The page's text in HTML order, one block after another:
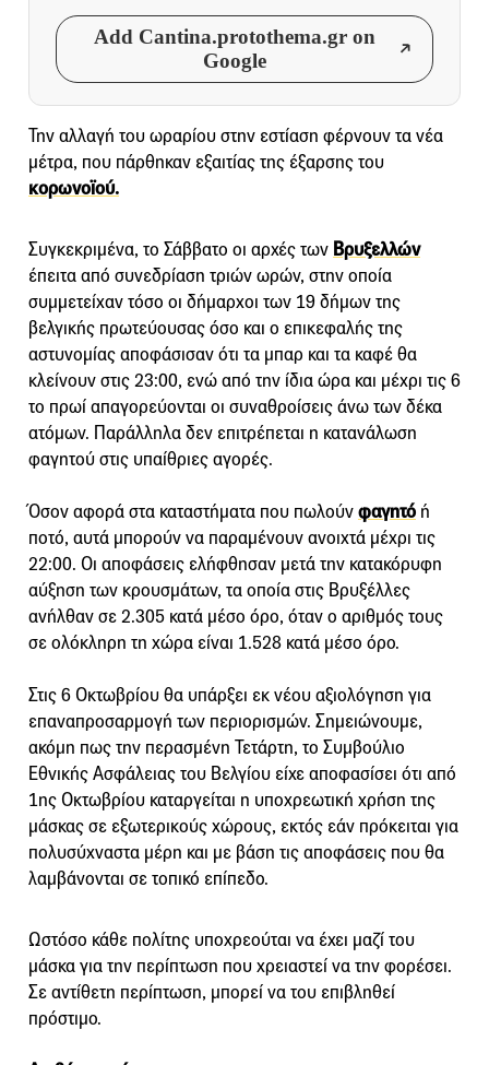
Add Cantina.protothema.gr on
Google
Την αλλαγή του ωραρίου στην εστίαση φέρνουν τα νέα
μέτρα, που πάρθηκαν εξαιτίας της έξαρσης του
κορωνοϊού.
Συγκεκριμένα, το Σάββατο οι αρχές των Βρυξελλών
έπειτα από συνεδρίαση τριών ωρών, στην οποία
συμμετείχαν τόσο οι δήμαρχοι των 19 δήμων της
βελγικής πρωτεύουσας όσο και ο επικεφαλής της
αστυνομίας αποφάσισαν ότι τα μπαρ και τα καφέ θα
κλείνουν στις 23:00, ενώ από την ίδια ώρα και μέχρι τις 6
το πρωί απαγορεύονται οι συναθροίσεις άνω των δέκα
ατόμων. Παράλληλα δεν επιτρέπεται η κατανάλωση
φαγητού στις υπαίθριες αγορές.
Όσον αφορά στα καταστήματα που πωλούνφαγητό ή
ποτό, αυτά μπορούν να παραμένουν ανοιχτά μέχρι τις
22:00. Οι αποφάσεις ελήφθησαν μετά την κατακόρυφη
αύξηση των κρουσμάτων, τα οποία στις Βρυξέλλες
ανήλθαν σε 2.305 κατά μέσο όρο, όταν ο αριθμός τους
σε ολόκληρη τη χώρα είναι 1.528 κατά μέσο όρο.
Στις 6 Οκτωβρίου θα υπάρξει εκ νέου αξιολόγηση για
επαναπροσαρμογή των περιορισμών. Σημειώνουμε,
ακόμη πως την περασμένη Τετάρτη, το Συμβούλιο
Εθνικής Ασφάλειας του Βελγίου είχε αποφασίσει ότι από
1ης Οκτωβρίου καταργείται η υποχρεωτική χρήση της
μάσκας σε εξωτερικούς χώρους, εκτός εάν πρόκειται για
πολυσύχναστα μέρη και με βάση τις αποφάσεις που θα
λαμβάνονται σε τοπικό επίπεδο.
Ωστόσο κάθε πολίτης υποχρεούται να έχει μαζί του
μάσκα για την περίπτωση που χρειαστεί να την φορέσει.
Σε αντίθετη περίπτωση, μπορεί να του επιβληθεί
πρόστιμο.